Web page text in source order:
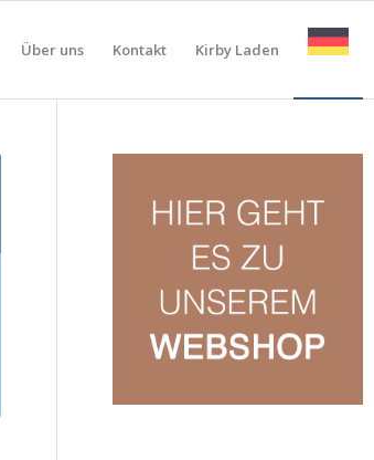
Über uns Kontakt Kirby Laden